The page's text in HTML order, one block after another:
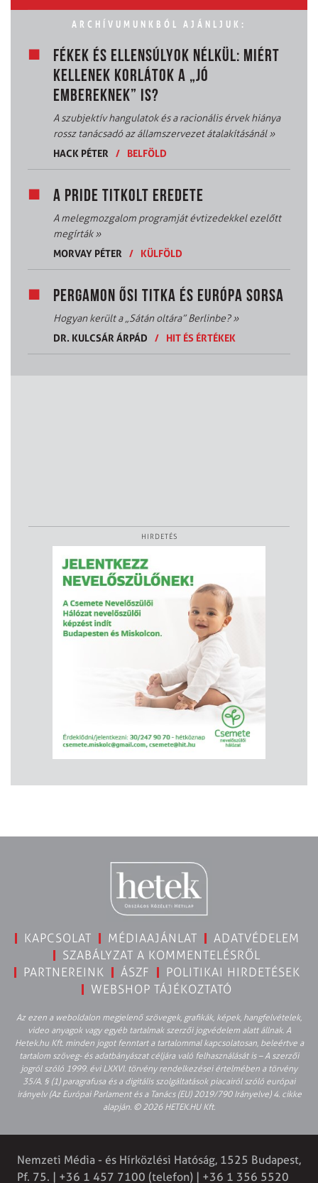
ARCHÍVUMUNKBÓL AJÁNLJUK:
FÉKEK ÉS ELLENSÚLYOK NÉLKÜL: MIÉRT
KELLENEK KORLÁTOK A „JÓ
EMBEREKNEK” IS?
A szubjektív hangulatok és a racionális érvek hiánya
rossz tanácsadó az államszervezet átalakításánál»
HACK PÉTER
/ BELFÖLD
A PRIDE TITKOLT EREDETE
A melegmozgalom programját évtizedekkel ezelőtt
megírták»
MORVAY PÉTER
/ KÜLFÖLD
PERGAMON ŐSI TITKA ÉS EURÓPA SORSA
Hogyan került a „Sátán oltára” Berlinbe?»
DR. KULCSÁR ÁRPÁD
/ HIT ÉS ÉRTÉKEK
HIRDETÉS
KAPCSOLAT MÉDIAAJÁNLAT
ADATVÉDELEM
SZABÁLYZAT A KOMMENTELÉSRŐL
PARTNEREINK
ÁSZF
POLITIKAI HIRDETÉSEK
WEBSHOP TÁJÉKOZTATÓ
Az ezen a weboldalon megjelenő szövegek, grafikák, képek, hangfelvételek,
video anyagok vagy egyéb tartalmak szerzői jogvédelem alatt állnak. A
Hetek.hu Kft. minden jogot fenntart a tartalommal kapcsolatosan, beleértve a
tartalom szöveg- és adatbányászat céljára való felhasználását is – A szerzői
jogról szóló 1999. évi LXXVI. törvény rendelkezései értelmében a törvény
35/A. § (1) paragrafusa és a digitális szolgáltatások piacairól szóló európai
irányelv (Az Európai Parlament és a Tanács (EU) 2019/790 Irányelve) 4. cikke
alapján. © 2026 HETEK.HU Kft.
Nemzeti Média - és Hírközlési Hatóság, 1525 Budapest,
Pf. 75. | +36 1 457 7100 (telefon) | +36 1 356 5520